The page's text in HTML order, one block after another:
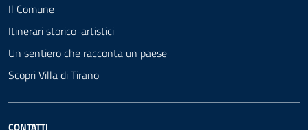
Il Comune
Itinerari storico-artistici
Un sentiero che racconta un paese
Scopri Villa di Tirano
CONTATTI